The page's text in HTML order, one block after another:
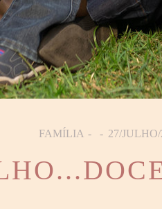
FAMÍLIA 27/JULHO/